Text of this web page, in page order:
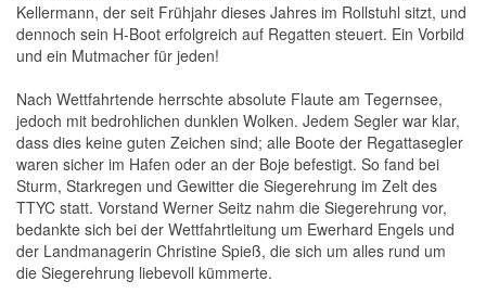
Kellermann, der seit Frühjahr dieses Jahres im Rollstuhl sitzt, und
dennoch sein H-Boot erfolgreich auf Regatten steuert. Ein Vorbild
und ein Mutmacher für jeden!
Nach Wettfahrtende herrschte absolute Flaute am Tegernsee,
jedoch mit bedrohlichen dunklen Wolken. Jedem Segler war klar,
dass dies keine guten Zeichen sind; alle Boote der Regattasegler
waren sicher im Hafen oder an der Boje befestigt. So fand bei
Sturm, Starkregen und Gewitter die Siegerehrung im Zelt des
TTYC statt. Vorstand Werner Seitz nahm die Siegerehrung vor,
bedankte sich bei der Wettfahrtleitung um Ewerhard Engels und
der Landmanagerin Christine Spieß, die sich um alles rund um
die Siegerehrung liebevoll kümmerte.